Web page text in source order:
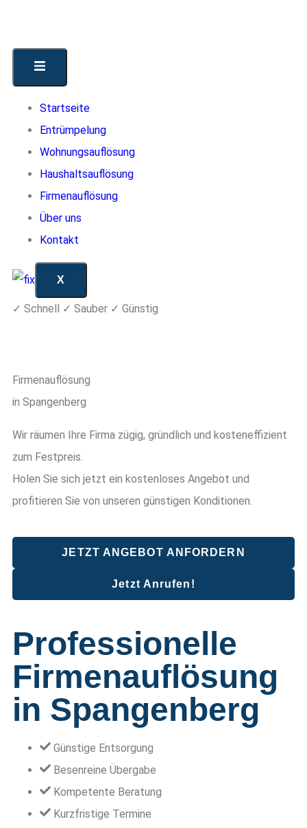
Startseite
Entrümpelung
Wohnungsauflösung
Haushaltsauflösung
Firmenauflösung
Über uns
Kontakt
X
✓ Schnell ✓ Sauber ✓ Günstig
Firmenauflösung
in Spangenberg
Wir räumen Ihre Firma zügig, gründlich und kosteneffizient
zum Festpreis.
Holen Sie sich jetzt ein kostenloses Angebot und
profitieren Sie von unseren günstigen Konditionen.
JETZT ANGEBOT ANFORDERN
Jetzt Anrufen!
Professionelle
Firmenauflösung
in Spangenberg
Günstige Entsorgung
Besenreine Übergabe
Kompetente Beratung
Kurzfristige Termine